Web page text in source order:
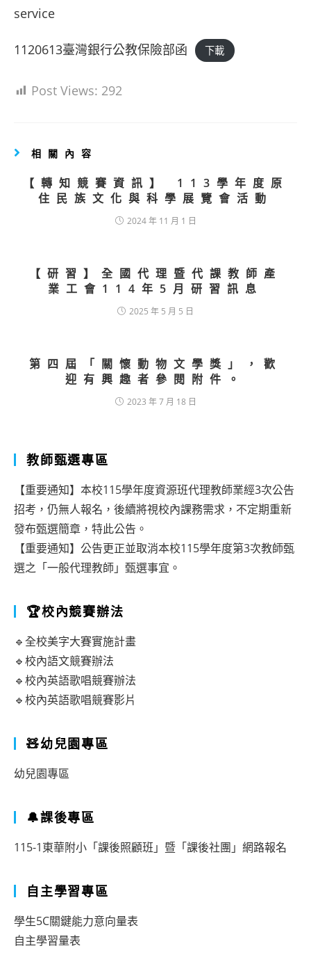
service
1120613臺灣銀行公教保險部函 下載
Post Views: 292
相關內容
【轉知競賽資訊】 113學年度原
住民族文化與科學展覽會活動
2024 年 11 月 1 日
【研習】全國代理暨代課教師產
業工會114年5月研習訊息
2025 年 5 月 5 日
第四屆「關懷動物文學獎」，歡
迎有興趣者參閱附件。
2023 年 7 月 18 日
教師甄選專區
【重要通知】本校115學年度資源班代理教師業經3次公告
招考，仍無人報名，後續將視校內課務需求，不定期重新
發布甄選簡章，特此公告。
【重要通知】公告更正並取消本校115學年度第3次教師甄
選之「一般代理教師」甄選事宜。
🏆校內競賽辦法
🔹全校美字大賽實施計畫
🔹校內語文競賽辦法
🔹校內英語歌唱競賽辦法
🔹校內英語歌唱競賽影片
🧸幼兒園專區
幼兒園專區
🔔課後專區
115-1東華附小「課後照顧班」暨「課後社團」網路報名
自主學習專區
學生5C關鍵能力意向量表
自主學習量表